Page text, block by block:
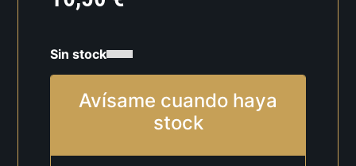
Sin stock
Avísame cuando haya
stock